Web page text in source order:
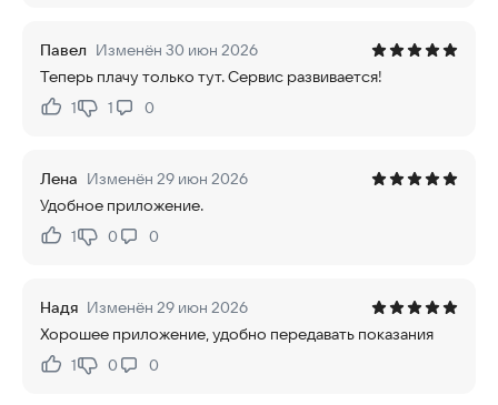
Павел Изменён 30 июн 2026
Теперь плачу только тут. Сервис развивается!
Нравится:
1Не нравится:
1 0
Лена Изменён 29 июн 2026
Удобное приложение.
Нравится:
1Не нравится:
0 0
Надя Изменён 29 июн 2026
Хорошее приложение, удобно передавать показания
Нравится:
1Не нравится:
0 0